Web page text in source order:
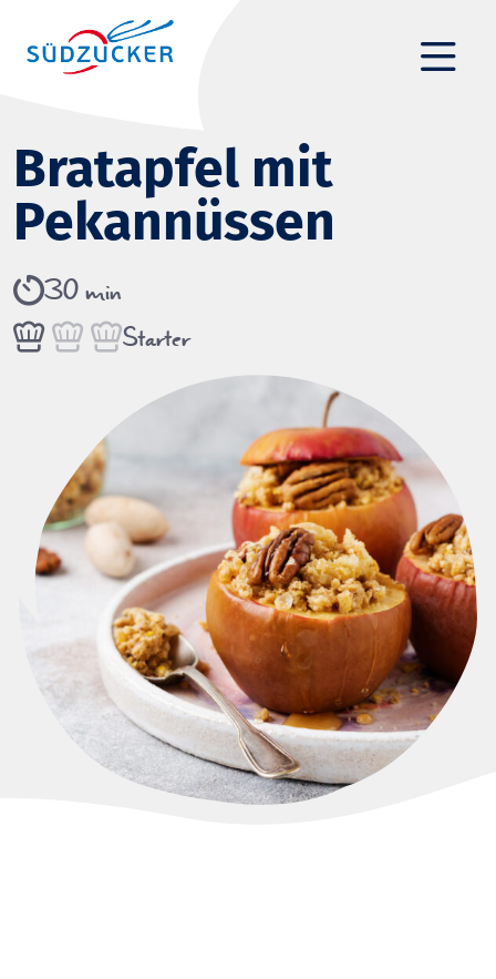
Bratapfel mit
Pekannüssen
30 min
Starter